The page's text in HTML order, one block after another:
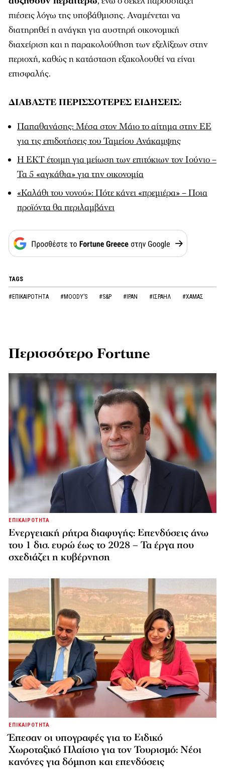
πιέσεις λόγω της υποβάθμισης. Αναμένεται να
διατηρηθεί η ανάγκη για αυστηρή οικονομική
διαχείριση και η παρακολούθηση των εξελίξεων στην
περιοχή, καθώς η κατάσταση εξακολουθεί να είναι
επισφαλής.
ΔΙΑΒΑΣΤΕ ΠΕΡΙΣΣΟΤΕΡΕΣ ΕΙΔΗΣΕΙΣ:
Παπαθανάσης: Μέσα στον Μάιο το αίτημα στην ΕΕ
για τις επιδοτήσεις του Ταμείου Ανάκαμψης
Η ΕΚΤ έτοιμη για μείωση των επιτόκιων τον Ιούνιο –
Τα 5 «αγκάθια» για την οικονομία
«Καλάθι του νονού»: Πότε κάνει «πρεμιέρα» – Ποια
προϊόντα θα περιλαμβάνει
TAGS
#ΕΠΙΚΑΙΡΟΤΗΤΑ #MOODY’S #S&P #ΙΡΑΝ #ΙΣΡΑΗΛ #ΧΑΜΑΣ
Περισσότερο Fortune
ΕΠΙΚΑΙΡΟΤΗΤΑ
Ενεργειακή ρήτρα διαφυγής: Επενδύσεις άνω
του 1 δισ. ευρώ έως το 2028 – Τα έργα που
σχεδιάζει η κυβέρνηση
ΕΠΙΚΑΙΡΟΤΗΤΑ
Έπεσαν οι υπογραφές για το Ειδικό
Χωροταξικό Πλαίσιο για τον Τουρισμό: Νέοι
κανόνες για δόμηση και επενδύσεις